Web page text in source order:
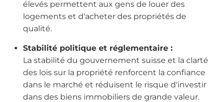
élevés permettent aux gens de louer des
logements et d'acheter des propriétés de
qualité.
Stabilité politique et réglementaire :
La stabilité du gouvernement suisse et la clarté
des lois sur la propriété renforcent la confiance
dans le marché et réduisent le risque d'investir
dans des biens immobiliers de grande valeur.